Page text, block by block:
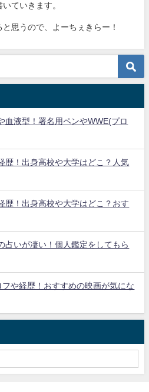
ていきます。
思うので、よーちぇきらー！
血液型！署名用ペンやWWE(プロ
歴！出身高校や大学はどこ？人気
歴！出身高校や大学はどこ？おす
占いが凄い！個人鑑定をしてもら
や経歴！おすすめの映画が気にな